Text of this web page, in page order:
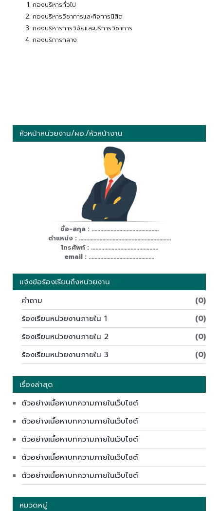
กองบริหารทั่วไป
กองบริหารวิชาการและกิจการนิสิต
กองบริหารการวิจัยและบริการวิชาการ
กองบริการกลาง
หัวหน้าหน่วยงาน/ผอ./หัวหน้างาน
ชื่อ-สกุล : ..............................................
ตำแหน่ง : ...............................................................
โทรศัพท์ : ..............................................
email : .............................................
แจ้งข้อร้องเรียนถึงหน่วยงาน
คำถาม
(0)
ร้องเรียนหน่วยงานภายใน 1
(0)
ร้องเรียนหน่วยงานภายใน 2
(0)
ร้องเรียนหน่วยงานภายใน 3
(0)
เรื่องล่าสุด
ตัวอย่างเนื้อหาบทความภายในเว็บไซต์
ตัวอย่างเนื้อหาบทความภายในเว็บไซต์
ตัวอย่างเนื้อหาบทความภายในเว็บไซต์
ตัวอย่างเนื้อหาบทความภายในเว็บไซต์
ตัวอย่างเนื้อหาบทความภายในเว็บไซต์
หมวดหมู่